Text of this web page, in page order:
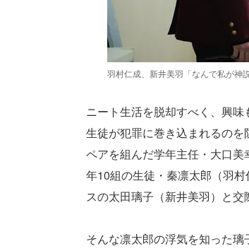
羽村仁成、新井美羽「なんで私が神
ニート生活を脱却すべく、興味
生徒が犯罪に巻き込まれるのを
ペアを組んだ学年主任・大口
年10組の生徒・秦凛太郎（羽
スの太田璃子（新井美羽）と交
そんな凛太郎の浮気を知った